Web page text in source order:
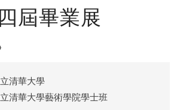
屆畢業展
清華大學
清華大學藝術學院學士班